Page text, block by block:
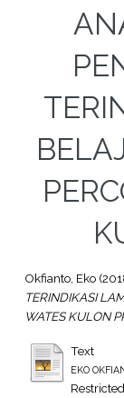
Okfianto, Eko
TERINDIKASI
WATES KULON
Text
EKO